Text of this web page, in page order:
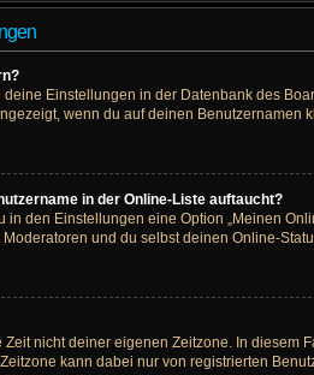
Einstellungen in der Datenbank des
wenn du auf deinen Benutzernamen
in der Online-Liste auftaucht?
in den Einstellungen eine Option „Meinen
und du selbst deinen Online-
nicht deiner eigenen Zeitzone. In diesem
kann dabei nur von registrierten